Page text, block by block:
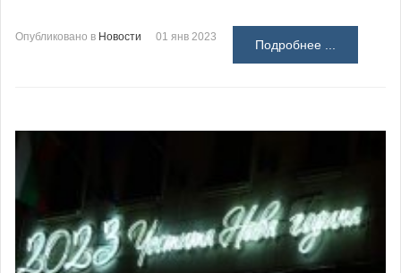
Опубликовано в Новости 01 янв 2023
Подробнее ...